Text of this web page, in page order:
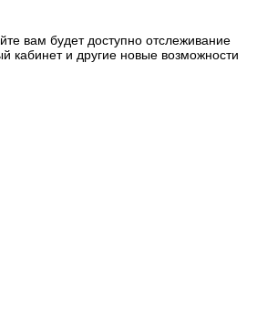
вам будет доступно отслеживание
кабинет и другие новые возможности